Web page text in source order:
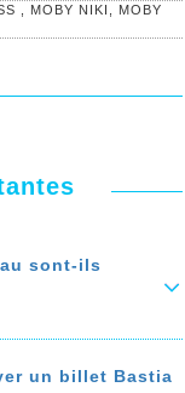
, MOBY NIKI, MOBY
sont-ils
Bastia Piombino en
en bateau sont-ils
un billet Bastia